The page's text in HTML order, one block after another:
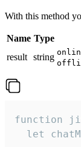
With this method
Name Type
result string
function
let